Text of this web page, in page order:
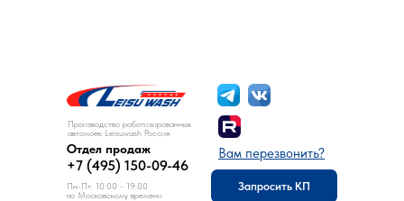
Производство роботизированных
автомоек Leisuwash Россия
+7 (495) 150-09-46
Отдел продаж
Пн-Пт: 10:00 - 19:00
по Московскому времени
Вам перезвонить?
Запросить КП